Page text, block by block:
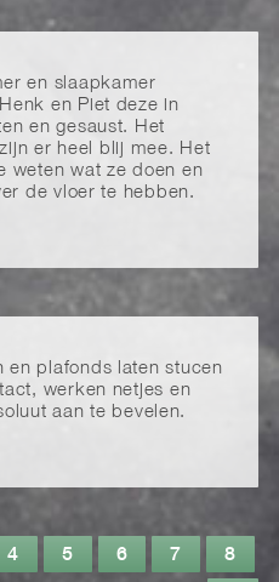
en slaapkamer
en Piet deze in
en gesaust. Het
er heel blij mee. Het
weten wat ze doen en
de vloer te hebben.
en plafonds laten stucen
werken netjes en
aan te bevelen.
4 5 6 7 8